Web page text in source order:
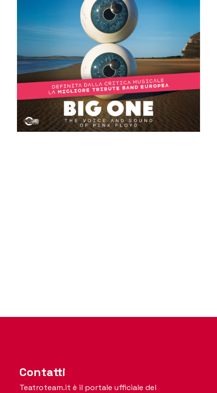
Contatti
Teatroteam.it è il portale ufficiale del